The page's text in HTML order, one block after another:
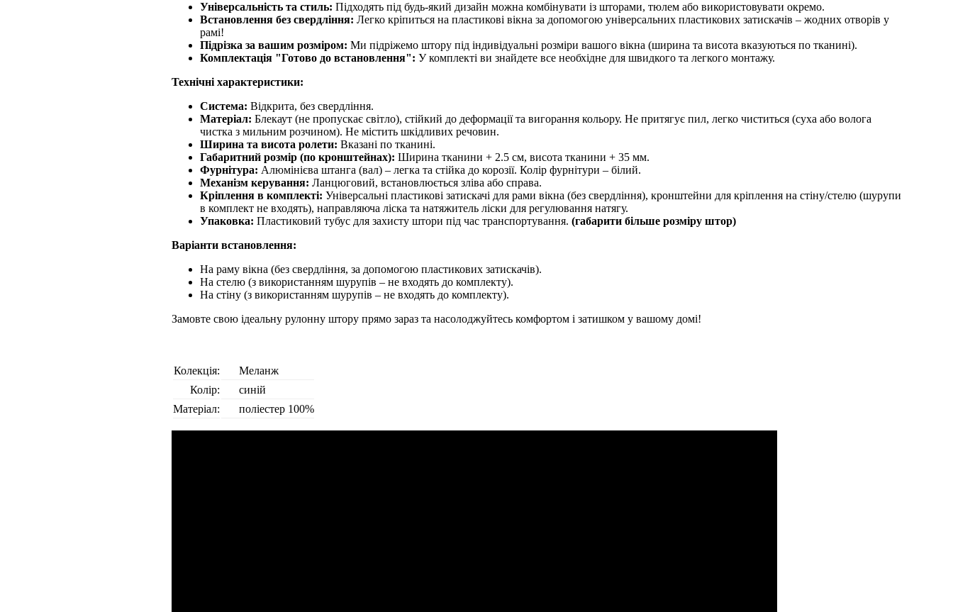
Універсальність та стиль: Підходять під будь-який дизайн можна комбінувати із шторами, тюлем або використовувати окремо.
Встановлення без свердління: Легко кріпиться на пластикові вікна за допомогою універсальних пластикових затискачів – жодних отворів у
рамі!
Підрізка за вашим розміром: Ми підріжемо штору під індивідуальні розміри вашого вікна (ширина та висота вказуються по тканині).
Комплектація "Готово до встановлення": У комплекті ви знайдете все необхідне для швидкого та легкого монтажу.
Технічні характеристики:
Система: Відкрита, без свердління.
Матеріал: Блекаут (не пропускає світло), стійкий до деформації та вигорання кольору. Не притягує пил, легко чиститься (суха або волога
чистка з мильним розчином). Не містить шкідливих речовин.
Ширина та висота ролети: Вказані по тканині.
Габаритний розмір (по кронштейнах): Ширина тканини + 2.5 см, висота тканини + 35 мм.
Фурнітура: Алюмінієва штанга (вал) – легка та стійка до корозії. Колір фурнітури – білий.
Механізм керування: Ланцюговий, встановлюється зліва або справа.
Кріплення в комплекті: Універсальні пластикові затискачі для рами вікна (без свердління), кронштейни для кріплення на стіну/стелю (шурупи
в комплект не входять), направляюча ліска та натяжитель ліски для регулювання натягу.
Упаковка: Пластиковий тубус для захисту штори під час транспортування. (габарити більше розміру штор)
Варіанти встановлення:
На раму вікна (без свердління, за допомогою пластикових затискачів).
На стелю (з використанням шурупів – не входять до комплекту).
На стіну (з використанням шурупів – не входять до комплекту).
Замовте свою ідеальну рулонну штору прямо зараз та насолоджуйтесь комфортом і затишком у вашому домі!
Колекція:
Меланж
Колір:
синій
Матеріал:
поліестер 100%